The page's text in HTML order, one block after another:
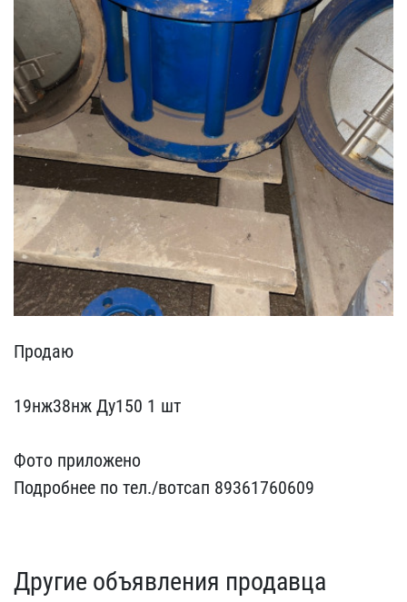
Продаю
19нж38нж Ду150 ​1 шт
Фото приложено
Под​робнее по тел./вотсап 89​361760609
Другие объявления продавца